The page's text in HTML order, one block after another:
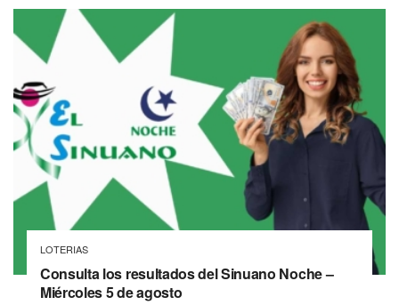
LOTERIAS
Consulta los resultados del Sinuano Noche –
Miércoles 5 de agosto